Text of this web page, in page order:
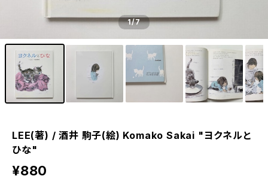
1/7
LEE(著) / 酒井 駒子(絵) Komako Sakai "ヨクネルと
ひな"
¥880